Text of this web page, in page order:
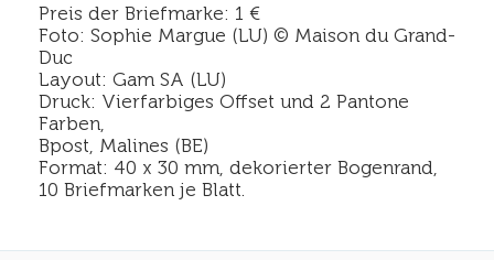
Preis der Briefmarke: 1 €
Foto: Sophie Margue (LU) © Maison du Grand-
Duc
Layout: Gam SA (LU)
Druck: Vierfarbiges Offset und 2 Pantone
Farben,
Bpost, Malines (BE)
Format: 40 x 30 mm, dekorierter Bogenrand,
10 Briefmarken je Blatt.